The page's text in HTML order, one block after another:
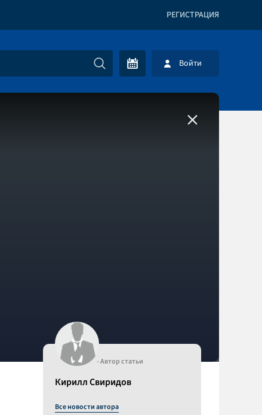
РЕГИСТРАЦИЯ
Войти
- Автор статьи
Кирилл Свиридов
Все новости автора